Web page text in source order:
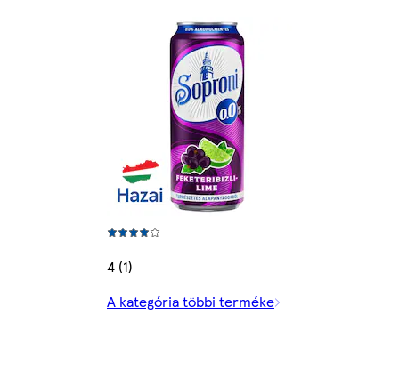
4 (1)
A kategória többi terméke